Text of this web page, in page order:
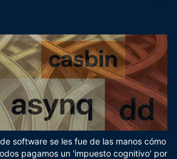
software se les fue de las manos cómo
pagamos un 'impuesto cognitivo' por